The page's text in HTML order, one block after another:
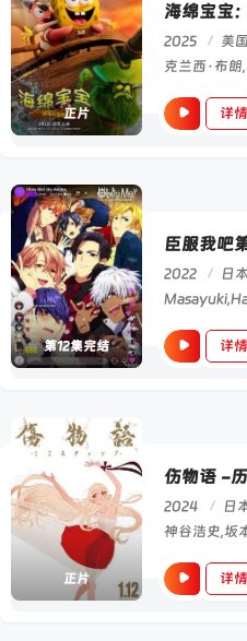
正片
海绵宝宝
2025 / 美国
详情
第12集完结
臣服我吧
2022 / 日本
详情
正片
伤物语 -
2024 / 日
详情